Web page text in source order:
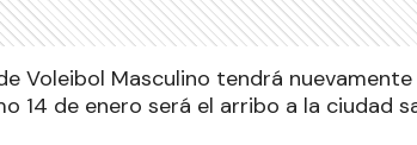
Voleibol Masculino tendrá
14 de enero será el arribo a la ciudad